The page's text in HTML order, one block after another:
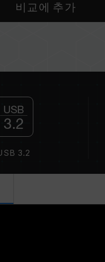
비교에 추가
3.2